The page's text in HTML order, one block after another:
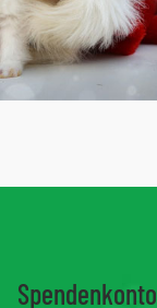
Spendenkonto